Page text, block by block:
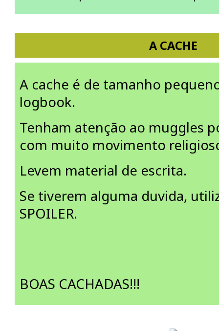
A CACHE
A cache é de tamanho
logbook.
Tenham atenção ao muggles
com muito movimento
Levem material de escrita.
Se tiverem alguma duvida,
SPOILER.
BOAS CACHADAS!!!